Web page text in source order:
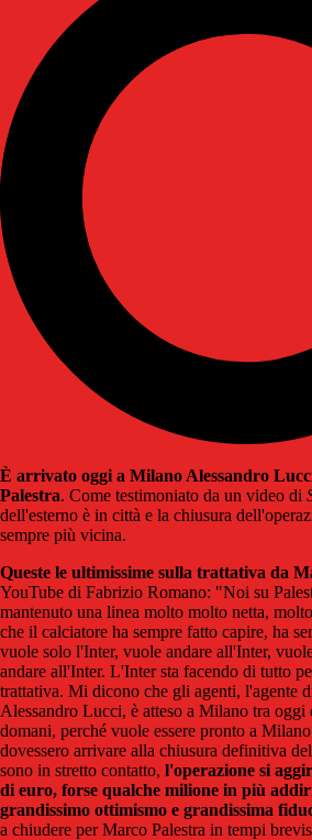
È arrivato oggi a Milano Alessandro
Palestra. Come testimoniato da un video di
dell'esterno è in città e la chiusura
sempre più vicina.
Queste le ultimissime sulla trattativa da
YouTube di Fabrizio Romano: "Noi su
mantenuto una linea molto molto netta,
che il calciatore ha sempre fatto capire, ha
vuole solo l'Inter, vuole andare all'Inter,
andare all'Inter. L'Inter sta facendo di tutto
trattativa. Mi dicono che gli agenti, l'agente
Alessandro Lucci, è atteso a Milano tra
domani, perché vuole essere pronto a
dovessero arrivare alla chiusura definitiva
sono in stretto contatto, l'operazione si
di euro, forse qualche milione in più
grandissimo ottimismo e grandissima
a chiudere per Marco Palestra in tempi